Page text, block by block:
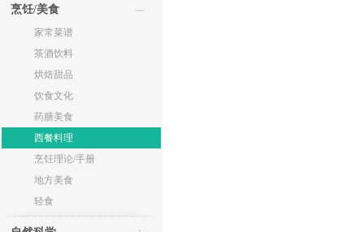
烹饪/美食
家常菜谱
茶酒饮料
烘焙甜品
饮食文化
药膳美食
西餐料理
烹饪理论/手册
地方美食
轻食